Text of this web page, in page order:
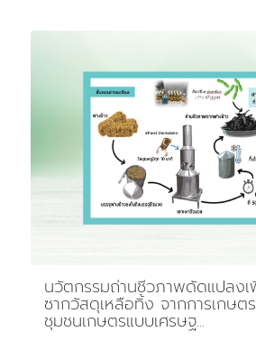
นวัตกรรมถ่านชีวภาพดัดแปลงเ
ซากวัสดุเหลือทิ้ง จากการเกษ
ชุมชนเกษตรแบบเศรษฐ...